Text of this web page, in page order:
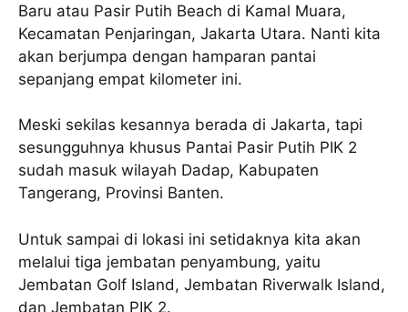
Baru atau Pasir Putih Beach di Kamal Muara,
Kecamatan Penjaringan, Jakarta Utara. Nanti kita
akan berjumpa dengan hamparan pantai
sepanjang empat kilometer ini.
Meski sekilas kesannya berada di Jakarta, tapi
sesungguhnya khusus Pantai Pasir Putih PIK 2
sudah masuk wilayah Dadap, Kabupaten
Tangerang, Provinsi Banten.
Untuk sampai di lokasi ini setidaknya kita akan
melalui tiga jembatan penyambung, yaitu
Jembatan Golf Island, Jembatan Riverwalk Island,
dan Jembatan PIK 2.